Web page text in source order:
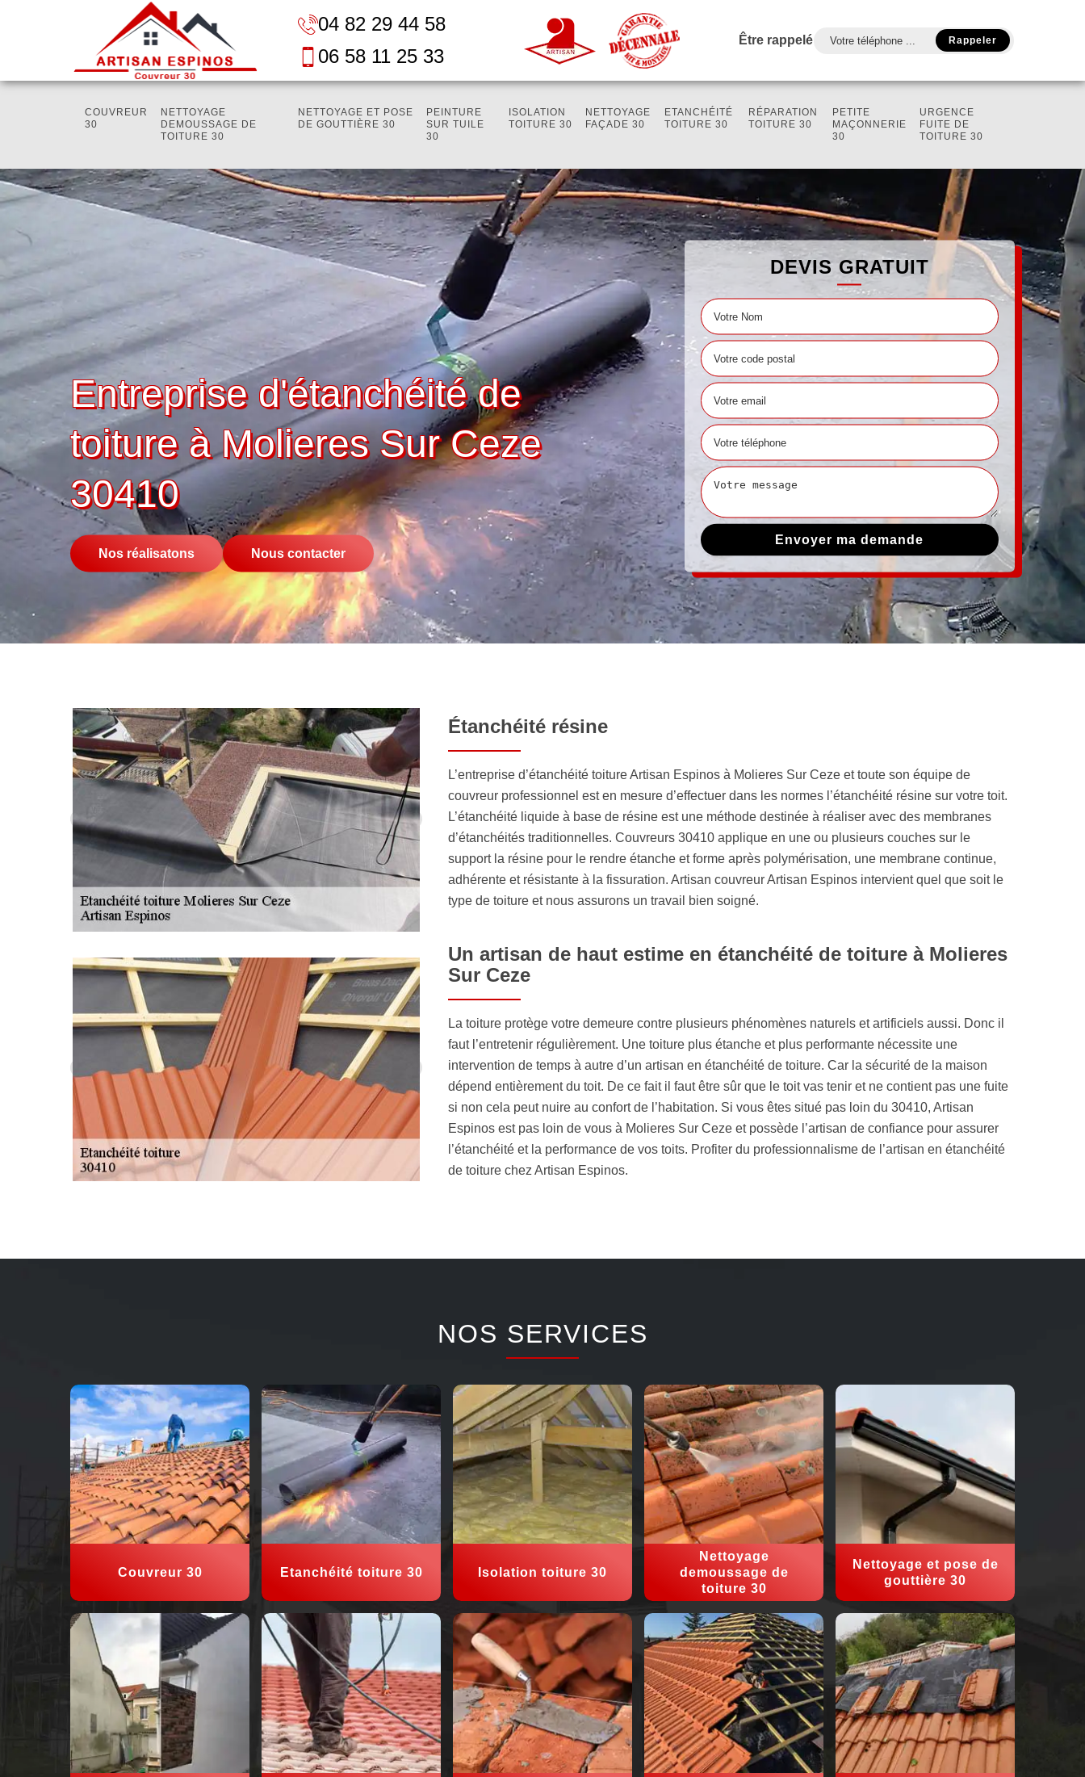
04 82 29 44 58
06 58 11 25 33
Être rappelé
COUVREUR
30
NETTOYAGE
DEMOUSSAGE DE
TOITURE 30
NETTOYAGE ET POSE
DE GOUTTIÈRE 30
PEINTURE
SUR TUILE
30
ISOLATION
TOITURE 30
NETTOYAGE
FAÇADE 30
ETANCHÉITÉ
TOITURE 30
RÉPARATION
TOITURE 30
PETITE
MAÇONNERIE
30
URGENCE
FUITE DE
TOITURE 30
Entreprise d'étanchéité de
toiture à Molieres Sur Ceze
30410
Nos réalisatons Nous contacter
DEVIS GRATUIT
Étanchéité résine
L’entreprise d’étanchéité toiture Artisan Espinos à Molieres Sur Ceze et toute son équipe de
couvreur professionnel est en mesure d’effectuer dans les normes l’étanchéité résine sur votre toit.
L’étanchéité liquide à base de résine est une méthode destinée à réaliser avec des membranes
d’étanchéités traditionnelles. Couvreurs 30410 applique en une ou plusieurs couches sur le
support la résine pour le rendre étanche et forme après polymérisation, une membrane continue,
adhérente et résistante à la fissuration. Artisan couvreur Artisan Espinos intervient quel que soit le
type de toiture et nous assurons un travail bien soigné.
Un artisan de haut estime en étanchéité de toiture à Molieres
Sur Ceze
La toiture protège votre demeure contre plusieurs phénomènes naturels et artificiels aussi. Donc il
faut l’entretenir régulièrement. Une toiture plus étanche et plus performante nécessite une
intervention de temps à autre d’un artisan en étanchéité de toiture. Car la sécurité de la maison
dépend entièrement du toit. De ce fait il faut être sûr que le toit vas tenir et ne contient pas une fuite
si non cela peut nuire au confort de l’habitation. Si vous êtes situé pas loin du 30410, Artisan
Espinos est pas loin de vous à Molieres Sur Ceze et possède l’artisan de confiance pour assurer
l’étanchéité et la performance de vos toits. Profiter du professionnalisme de l’artisan en étanchéité
de toiture chez Artisan Espinos.
NOS SERVICES
Couvreur 30 Etanchéité toiture 30 Isolation toiture 30
Nettoyage
demoussage de
toiture 30
Nettoyage et pose de
gouttière 30